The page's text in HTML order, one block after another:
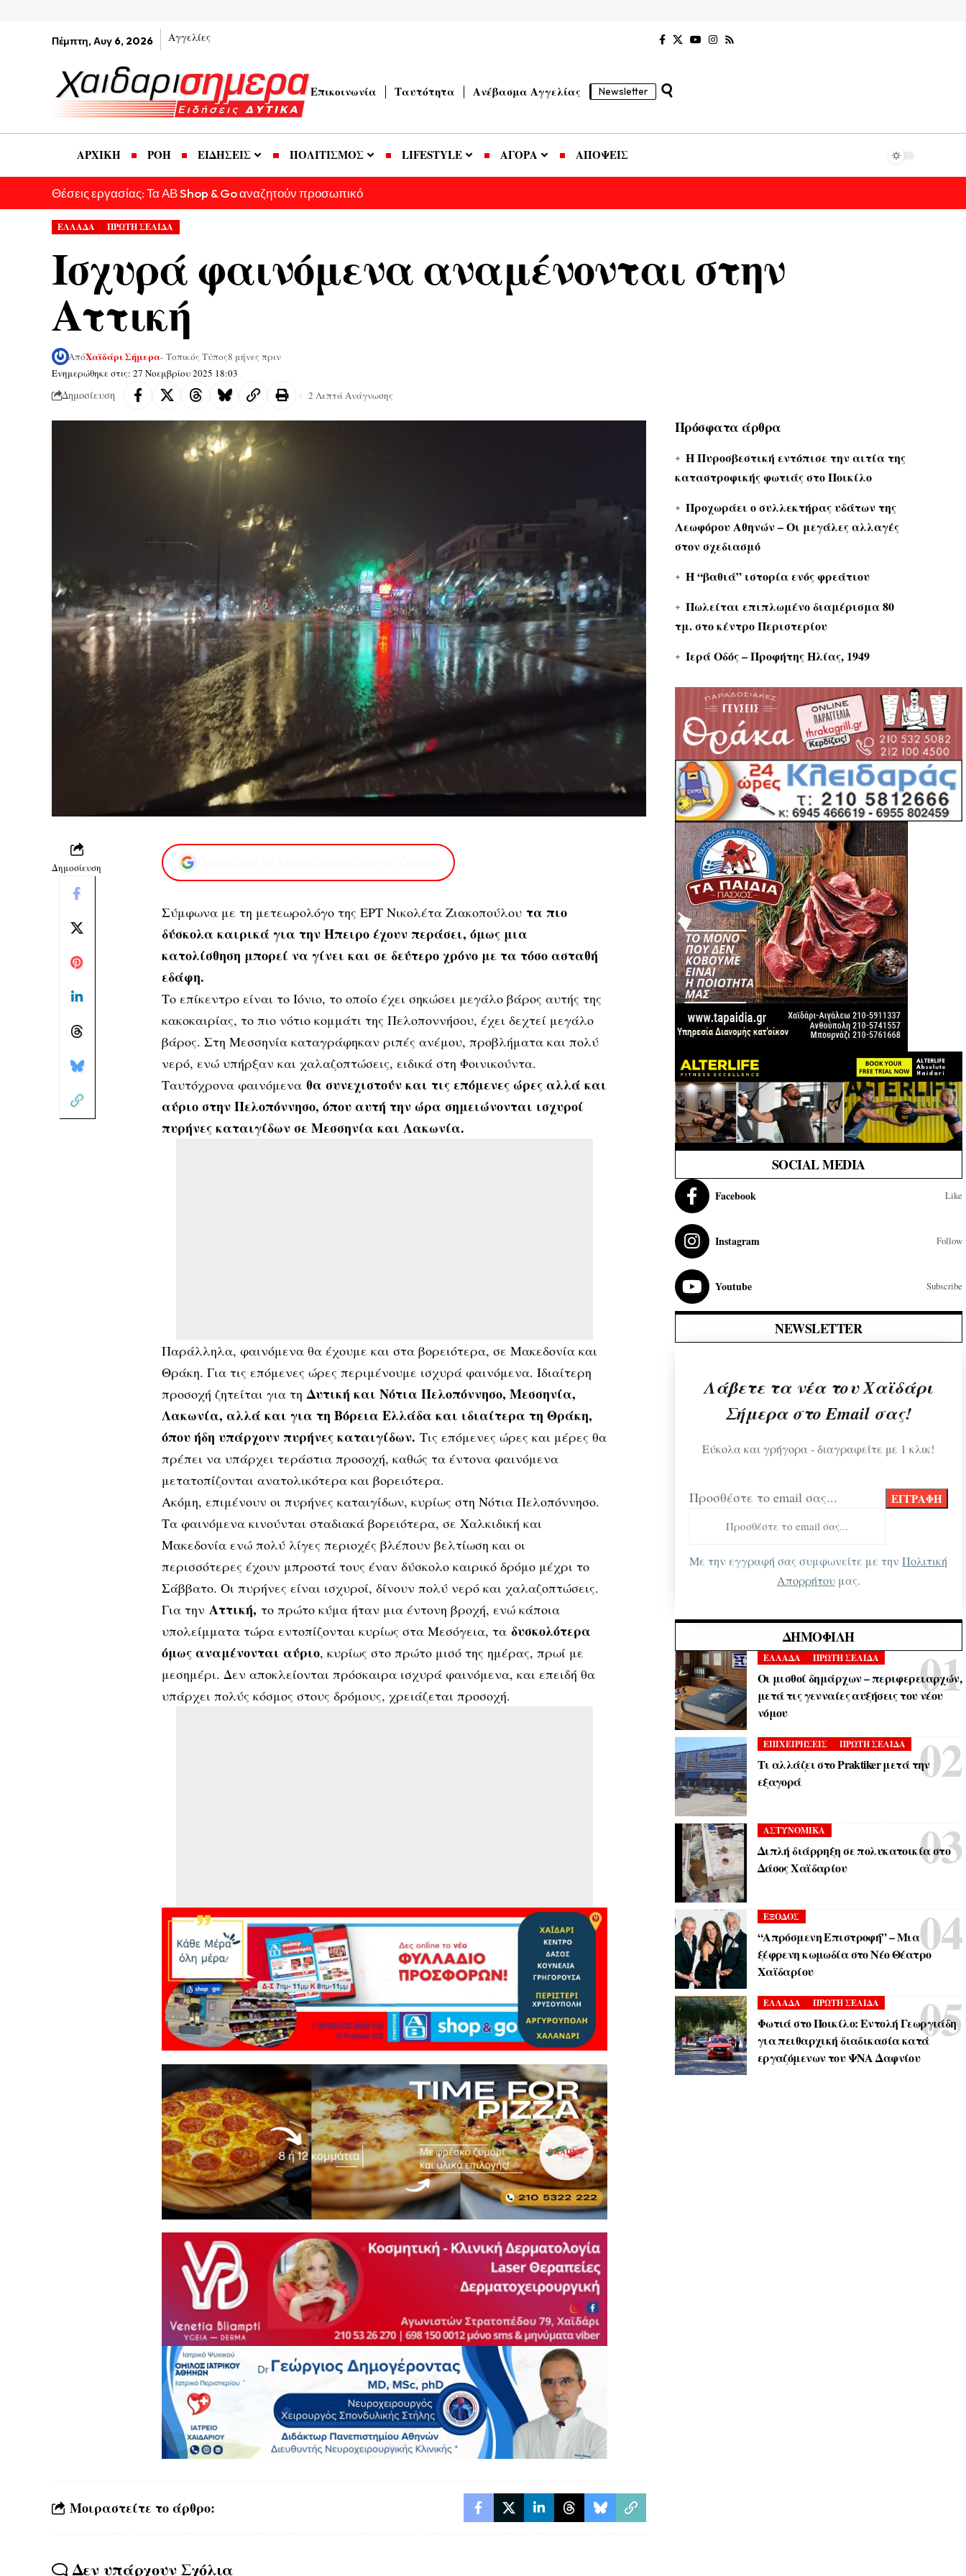
Πέμπτη, Αυγ 6, 2026 Αγγελίες
Επικοινωνία Ταυτότητα Ανέβασμα Αγγελίας Newsletter
ΑΡΧΙΚΗ ΡΟΗ ΕΙΔΗΣΕΙΣ ΠΟΛΙΤΙΣΜΟΣ LIFESTYLE ΑΓΟΡΑ ΑΠΟΨΕΙΣ
Θέσεις εργασίας: Τα ΑΒ Shop & Go αναζητούν προσωπικό
ΕΛΛΑΔΑ ΠΡΩΤΗ ΣΕΛΙΔΑ
Ισχυρά φαινόμενα αναμένονται στην
Αττική
Ενημερώθηκε στις: 27 Νοεμβρίου 2025 18:03
ΑπόΧαϊδάρι Σήμερα- Τοπικός Τύπος8 μήνες πριν
Δημοσίευση 2 Λεπτά Ανάγνωσης
Δημοσίευση
Σύμφωνα με τη μετεωρολόγο της ΕΡΤ Νικολέτα Ζιακοπούλου τα πιο
δύσκολα καιρικά για την Ήπειρο έχουν περάσει, όμως μια
κατολίσθηση μπορεί να γίνει και σε δεύτερο χρόνο με τα τόσο ασταθή
εδάφη.
Το επίκεντρο είναι το Ιόνιο, το οποίο έχει σηκώσει μεγάλο βάρος αυτής της
κακοκαιρίας, το πιο νότιο κομμάτι της Πελοποννήσου, έχει δεχτεί μεγάλο
βάρος. Στη Μεσσηνία καταγράφηκαν ριπές ανέμου, προβλήματα και πολύ
νερό, ενώ υπήρξαν και χαλαζοπτώσεις, ειδικά στη Φοινικούντα.
Ταυτόχρονα φαινόμεναθα συνεχιστούν και τις επόμενες ώρες αλλά και
αύριο στην Πελοπόννησο, όπου αυτή την ώρα σημειώνονται ισχυροί
πυρήνες καταιγίδων σε Μεσσηνία και Λακωνία.
Παράλληλα, φαινόμενα θα έχουμε και στα βορειότερα, σε Μακεδονία και
Θράκη. Για τις επόμενες ώρες περιμένουμε ισχυρά φαινόμενα. Ιδιαίτερη
προσοχή ζητείται για τη Δυτική και Νότια Πελοπόννησο, Μεσσηνία,
Λακωνία, αλλά και για τη Βόρεια Ελλάδα και ιδιαίτερα τη Θράκη,
όπου ήδη υπάρχουν πυρήνες καταιγίδων. Τις επόμενες ώρες και μέρες θα
πρέπει να υπάρχει τεράστια προσοχή, καθώς τα έντονα φαινόμενα
μετατοπίζονται ανατολικότερα και βορειότερα.
Ακόμη, επιμένουν οι πυρήνες καταιγίδων, κυρίως στη Νότια Πελοπόννησο.
Τα φαινόμενα κινούνται σταδιακά βορειότερα, σε Χαλκιδική και
Μακεδονία ενώ πολύ λίγες περιοχές βλέπουν βελτίωση και οι
περισσότερες έχουν μπροστά τους έναν δύσκολο καιρικό δρόμο μέχρι το
Σάββατο. Οι πυρήνες είναι ισχυροί, δίνουν πολύ νερό και χαλαζοπτώσεις.
Για την Αττική, το πρώτο κύμα ήταν μια έντονη βροχή, ενώ κάποια
υπολείμματα τώρα εντοπίζονται κυρίως στα Μεσόγεια, τα δυσκολότερα
όμως αναμένονται αύριο, κυρίως στο πρώτο μισό της ημέρας, πρωί με
μεσημέρι. Δεν αποκλείονται πρόσκαιρα ισχυρά φαινόμενα, και επειδή θα
υπάρχει πολύς κόσμος στους δρόμους, χρειάζεται προσοχή.
Μοιραστείτε το άρθρο:
Δεν υπάρχουν Σχόλια
Πρόσφατα άρθρα
Η Πυροσβεστική εντόπισε την αιτία της
καταστροφικής φωτιάς στο Ποικίλο
Προχωράει ο συλλεκτήρας υδάτων της
Λεωφόρου Αθηνών – Οι μεγάλες αλλαγές
στον σχεδιασμό
Η “βαθιά” ιστορία ενός φρεάτιου
Πωλείται επιπλωμένο διαμέρισμα 80
τμ. στο κέντρο Περιστερίου
Ιερά Οδός – Προφήτης Ηλίας, 1949
SOCIAL MEDIA
Facebook Like
Instagram Follow
Youtube Subscribe
NEWSLETTER
Λάβετε τα νέα του Χαϊδάρι
Σήμερα στο Email σας!
Εύκολα και γρήγορα - διαγραφείτε με 1 κλικ!
Προσθέστε το email σας...
Με την εγγραφή σας συμφωνείτε με τηνΠολιτική
Απορρήτουμας.
ΔΗΜΟΦΙΛΉ
ΕΛΛΑΔΑ ΠΡΩΤΗ ΣΕΛΙΔΑ
Οι μισθοί δημάρχων – περιφερειαρχών,
μετά τις γενναίες αυξήσεις του νέου
νόμου
ΕΠΙΧΕΙΡΗΣΕΙΣ ΠΡΩΤΗ ΣΕΛΙΔΑ
Τι αλλάζει στο Praktiker μετά την
εξαγορά
ΑΣΤΥΝΟΜΙΚΑ
Διπλή διάρρηξη σε πολυκατοικία στο
Δάσος Χαϊδαρίου
ΕΞΟΔΟΣ
“Απρόσμενη Επιστροφή” – Μια
ξέφρενη κωμωδία στο Νέο Θέατρο
Χαϊδαρίου
ΕΛΛΑΔΑ ΠΡΩΤΗ ΣΕΛΙΔΑ
Φωτιά στο Ποικίλο: Εντολή Γεωργιάδη
για πειθαρχική διαδικασία κατά
εργαζόμενων του ΨΝΑ Δαφνίου